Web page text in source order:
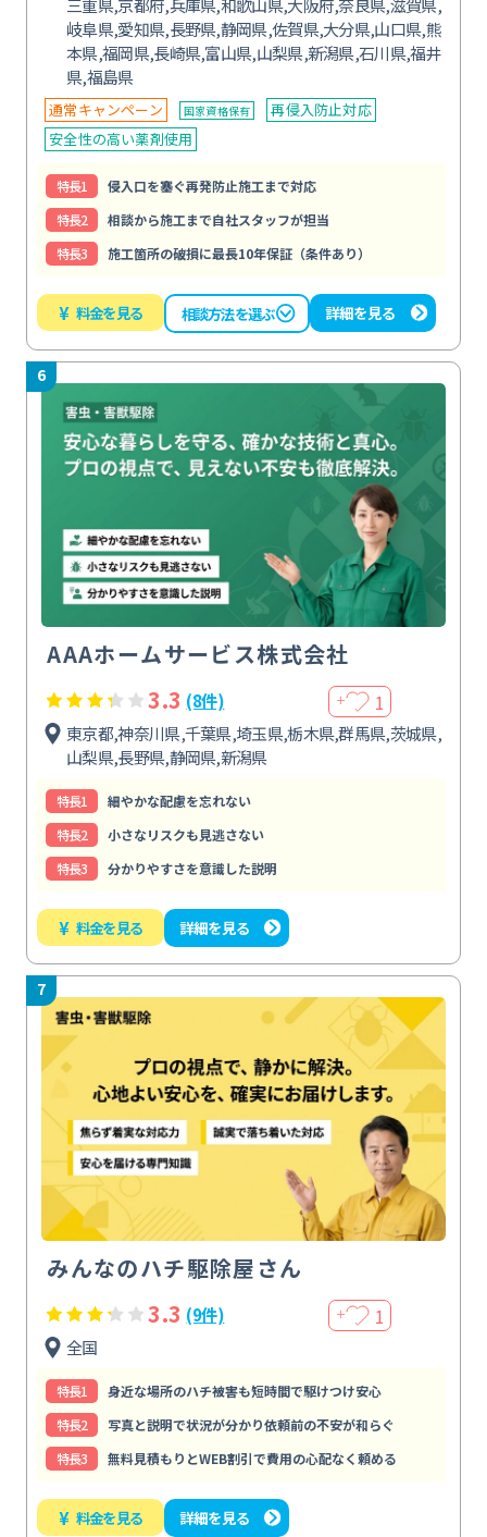
三重県,京都府,兵庫県,和歌山県,大阪府,奈良県,滋賀県,
岐阜県,愛知県,長野県,静岡県,佐賀県,大分県,山口県,熊
本県,福岡県,長崎県,富山県,山梨県,新潟県,石川県,福井
県,福島県
通常キャンペーン 国家資格保有
再侵入防止対応
安全性の高い薬剤使用
特⻑1
侵入口を塞ぐ再発防止施工まで対応
特⻑2
相談から施工まで自社スタッフが担当
特⻑3
施工箇所の破損に最長10年保証（条件あり）
¥ 料金を見る 相談方法を選ぶ 詳細を見る
6
AAAホームサービス株式会社
3.3 (8件) ＋ 1
東京都,神奈川県,千葉県,埼玉県,栃木県,群馬県,茨城県,
山梨県,長野県,静岡県,新潟県
特⻑1
細やかな配慮を忘れない
特⻑2
小さなリスクも見逃さない
特⻑3
分かりやすさを意識した説明
¥ 料金を見る 詳細を見る
7
みんなのハチ駆除屋さん
3.3 (9件) ＋ 1
全国
特⻑1
身近な場所のハチ被害も短時間で駆けつけ安心
特⻑2
写真と説明で状況が分かり依頼前の不安が和らぐ
特⻑3
無料見積もりとWEB割引で費用の心配なく頼める
¥ 料金を見る 詳細を見る